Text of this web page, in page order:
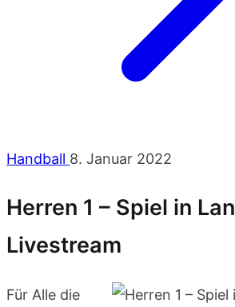
Handball 8. Januar 2022
Herren 1 – Spiel in
Livestream
Für Alle die